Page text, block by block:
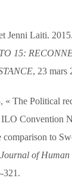
Jenni Laiti. 2015.
15:
, 23 mars
« The Political
Convention
to
of Human
321.